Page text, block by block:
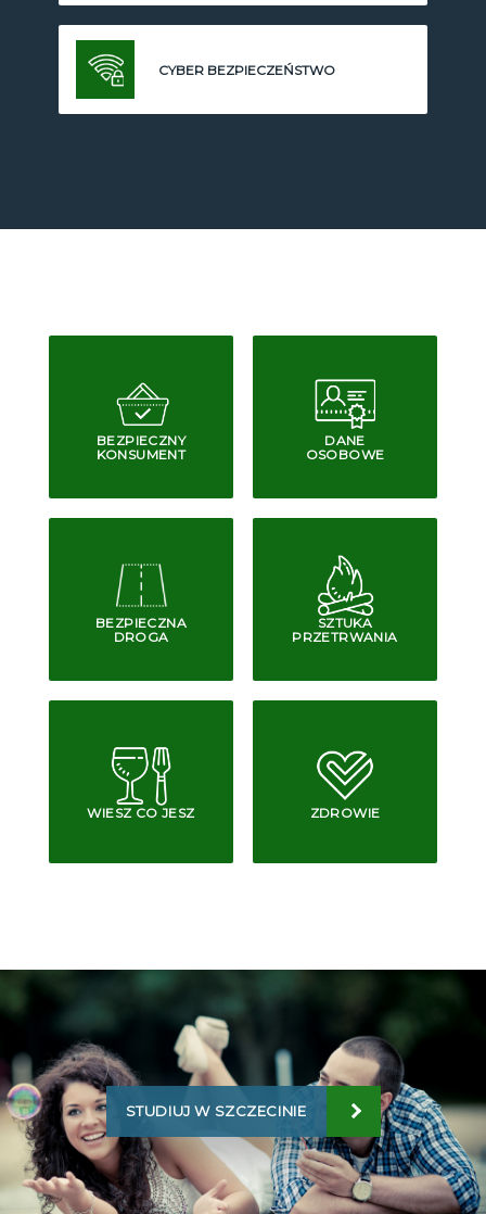
CYBER BEZPIECZEŃSTWO
BEZPIECZNY
KONSUMENT
DANE
OSOBOWE
BEZPIECZNA
DROGA
SZTUKA
PRZETRWANIA
WIESZ CO JESZ ZDROWIE
STUDIUJ W SZCZECINIE